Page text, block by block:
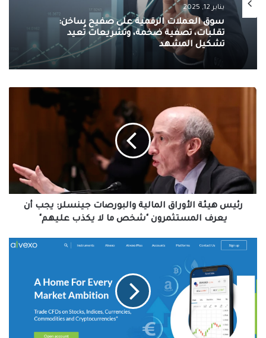
يناير 12, 2025
سوق العملات الرقمية على صفيح ساخن:
تقلبات، تصفية ضخمة، وتشريعات تُعيد
تشكيل المشهد
أن
يعرف
المستثمرون
رئيس هيئة الأوراق المالية والبورصات جينسلر: يجب أن
يعرف المستثمرون "شخص ما لا يكذب عليهم"
شركة
والخدمات
المالية